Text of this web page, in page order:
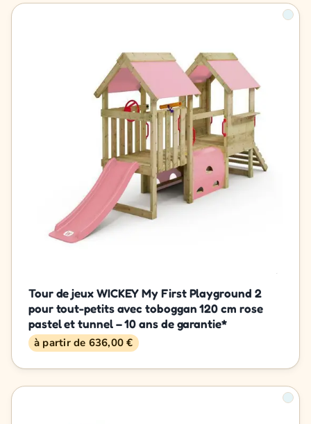
Tour de jeux WICKEY My First Playground 2
pour tout-petits avec toboggan 120 cm rose
pastel et tunnel – 10 ans de garantie*
à partir de 636,00 €